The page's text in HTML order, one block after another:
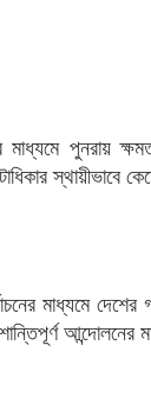
মাধ্যমে পুনরায়
স্থায়ীভাবে কেড়ে
মাধ্যমে দেশের
আন্দোলনের